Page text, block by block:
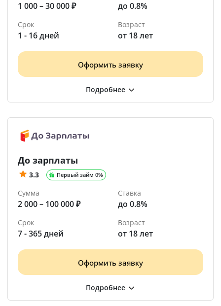
1 000 – 30 000 ₽ до 0.8%
Срок
1 - 16 дней
Возраст
от 18 лет
Оформить заявку
До зарплаты
3.3 Первый займ 0%
Сумма
2 000 – 100 000 ₽
Ставка
до 0.8%
Срок
7 - 365 дней
Возраст
от 18 лет
Оформить заявку